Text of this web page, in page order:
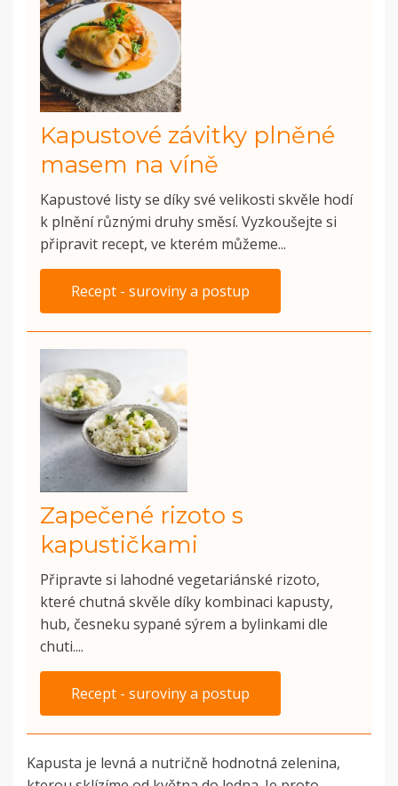
Kapustové závitky plněné
masem na víně
Kapustové listy se díky své velikosti skvěle hodí
k plnění různými druhy směsí. Vyzkoušejte si
připravit recept, ve kterém můžeme...
Recept - suroviny a postup
Zapečené rizoto s
kapustičkami
Připravte si lahodné vegetariánské rizoto,
které chutná skvěle díky kombinaci kapusty,
hub, česneku sypané sýrem a bylinkami dle
chuti....
Recept - suroviny a postup
Kapusta je levná a nutričně hodnotná zelenina,